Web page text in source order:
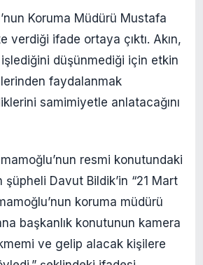
Koruma Müdürü Mustafa
verdiği ifade ortaya çıktı. Akın,
düşünmediği için etkin
faydalanmak
samimiyetle anlatacağını
resmi konutundaki
şüpheli Davut Bildik’in “21 Mart
koruma müdürü
başkanlık konutunun kamera
ve gelip alacak kişilere